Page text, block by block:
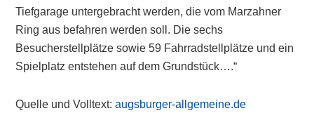
Tiefgarage untergebracht werden, die vom Marzahner
Ring aus befahren werden soll. Die sechs
Besucherstellplätze sowie 59 Fahrradstellplätze und ein
Spielplatz entstehen auf dem Grundstück….“
Quelle und Volltext:augsburger-allgemeine.de